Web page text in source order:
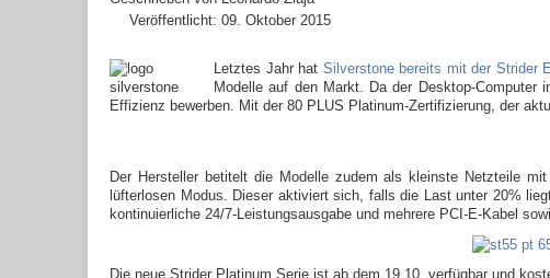
Veröffentlicht: 09. Oktober 2015
Letztes Jahr hat Silverstone bereits mit der Strider
Modelle auf den Markt. Da der Desktop-
Effizienz bewerben. Mit der 80 PLUS Platinum-Zertifizierung, der
Der Hersteller betitelt die Modelle zudem als kleinste Netzteile
lüfterlosen Modus. Dieser aktiviert sich, falls die Last unter 20%
kontinuierliche 24/7-Leistungsausgabe und mehrere PCI-E-Kabel
Die neue Strider Platinum Serie ist ab dem 19.10. verfügbar und